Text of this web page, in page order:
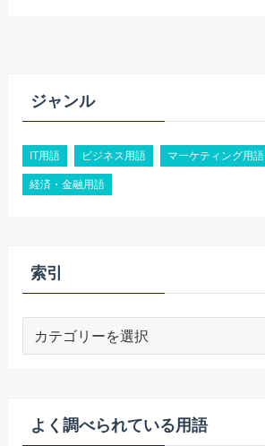
ジャンル
IT用語 ビジネス用語 マーケティング用語
経済・金融用語
索引
よく調べられている用語